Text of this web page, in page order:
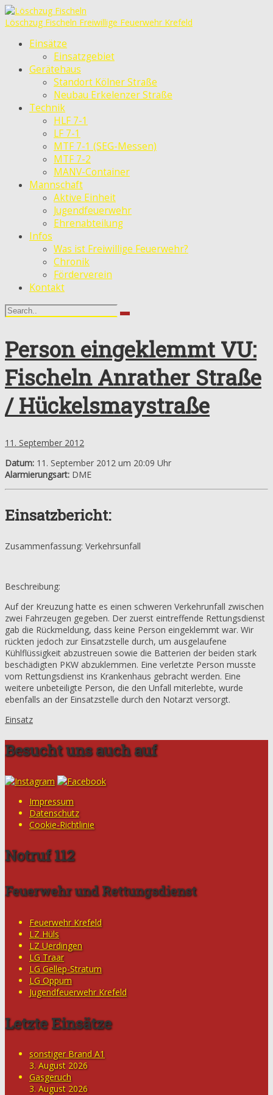
Löschzug Fischeln Freiwillige Feuerwehr Krefeld
Einsätze
Einsatzgebiet
Gerätehaus
Standort Kölner Straße
Neubau Erkelenzer Straße
Technik
HLF 7-1
LF 7-1
MTF 7-1 (SEG-Messen)
MTF 7-2
MANV-Container
Mannschaft
Aktive Einheit
Jugendfeuerwehr
Ehrenabteilung
Infos
Was ist Freiwillige Feuerwehr?
Chronik
Förderverein
Kontakt
Person eingeklemmt VU:
Fischeln Anrather Straße
/ Hückelsmaystraße
11. September 2012
Datum: 11. September 2012 um 20:09 Uhr
Alarmierungsart: DME
Einsatzbericht:
Zusammenfassung: Verkehrsunfall
Beschreibung:
Auf der Kreuzung hatte es einen schweren Verkehrunfall zwischen
zwei Fahrzeugen gegeben. Der zuerst eintreffende Rettungsdienst
gab die Rückmeldung, dass keine Person eingeklemmt war. Wir
rückten jedoch zur Einsatzstelle durch, um ausgelaufene
Kühlflüssigkeit abzustreuen sowie die Batterien der beiden stark
beschädigten PKW abzuklemmen. Eine verletzte Person musste
vom Rettungsdienst ins Krankenhaus gebracht werden. Eine
weitere unbeteiligte Person, die den Unfall miterlebte, wurde
ebenfalls an der Einsatzstelle durch den Notarzt versorgt.
Einsatz
Besucht uns auch auf
Impressum
Datenschutz
Cookie-Richtlinie
Notruf 112
Feuerwehr und Rettungsdienst
Feuerwehr Krefeld
LZ Hüls
LZ Uerdingen
LG Traar
LG Gellep-Stratum
LG Oppum
Jugendfeuerwehr Krefeld
Letzte Einsätze
sonstiger Brand A1
3. August 2026
Gasgeruch
3. August 2026